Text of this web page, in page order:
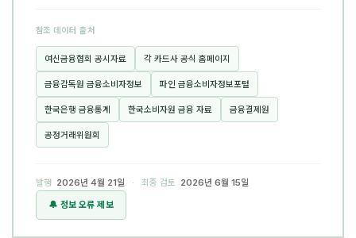
참조 데이터 출처
여신금융협회 공시자료 각 카드사 공식 홈페이지
금융감독원 금융소비자정보 파인 금융소비자정보포털
한국은행 금융통계 한국소비자원 금융 자료 금융결제원
공정거래위원회
발행 2026년 4월 21일 · 최종 검토
2026년 6월 15일
🔔 정보 오류 제보